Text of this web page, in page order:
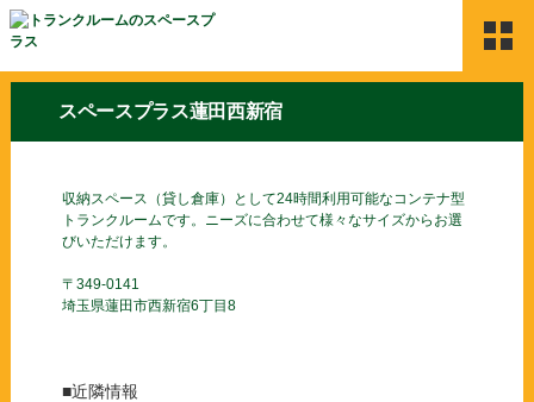
スペースプラス蓮田西新宿
収納スペース（貸し倉庫）として24時間利用可能なコンテナ型
トランクルームです。ニーズに合わせて様々なサイズからお選
びいただけます。
〒349-0141
埼玉県蓮田市西新宿6丁目8
■近隣情報
物件検索